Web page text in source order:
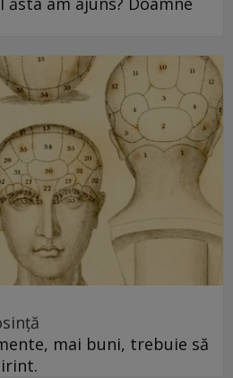
mai buni, trebuie să